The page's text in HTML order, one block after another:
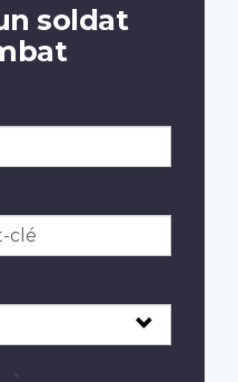
soldat